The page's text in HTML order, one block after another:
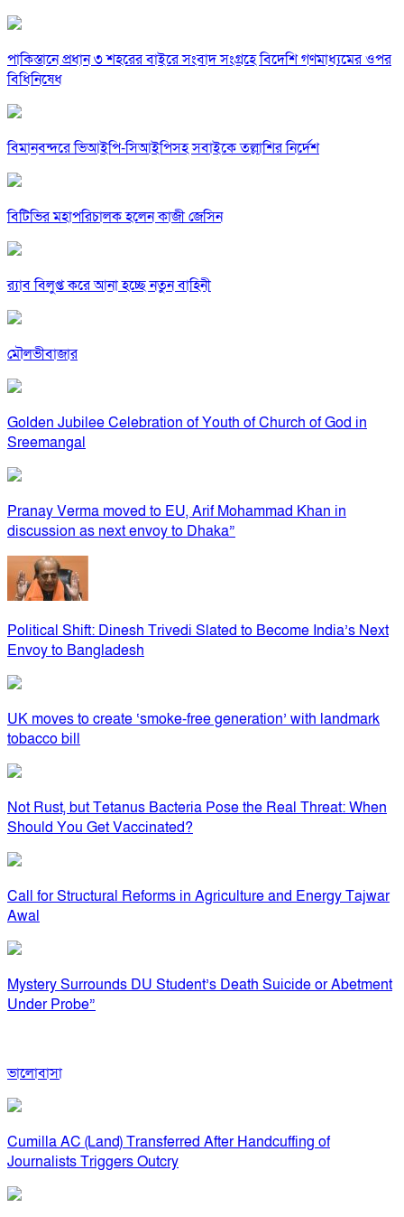
পাকিস্তানে প্রধান ৩ শহরের বাইরে সংবাদ সংগ্রহে বিদেশি গণমাধ্যমের ওপর
বিধিনিষেধ
বিমানবন্দরে ভিআইপি-সিআইপিসহ সবাইকে তল্লাশির নির্দেশ
বিটিভির মহাপরিচালক হলেন কাজী জেসিন
র‍্যাব বিলুপ্ত করে আনা হচ্ছে নতুন বাহিনী
মৌলভীবাজার
Golden Jubilee Celebration of Youth of Church of God in
Sreemangal
Pranay Verma moved to EU, Arif Mohammad Khan in
discussion as next envoy to Dhaka”
Political Shift: Dinesh Trivedi Slated to Become India’s Next
Envoy to Bangladesh
UK moves to create ‘smoke-free generation’ with landmark
tobacco bill
Not Rust, but Tetanus Bacteria Pose the Real Threat: When
Should You Get Vaccinated?
Call for Structural Reforms in Agriculture and Energy Tajwar
Awal
Mystery Surrounds DU Student’s Death Suicide or Abetment
Under Probe”
ভালোবাসা
Cumilla AC (Land) Transferred After Handcuffing of
Journalists Triggers Outcry